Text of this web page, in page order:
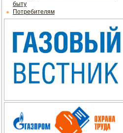
быту
Потребителям